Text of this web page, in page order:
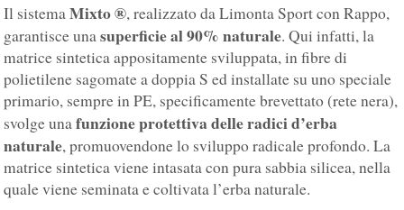
Il sistemaMixto ®, realizzato da Limonta Sport con Rappo,
garantisce unasuperficie al 90% naturale. Qui infatti, la
matrice sintetica appositamente sviluppata, in fibre di
polietilene sagomate a doppia S ed installate su uno speciale
primario, sempre in PE, specificamente brevettato (rete nera),
svolge unafunzione protettiva delle radici d’erba
naturale, promuovendone lo sviluppo radicale profondo. La
matrice sintetica viene intasata con pura sabbia silicea, nella
quale viene seminata e coltivata l’erba naturale.